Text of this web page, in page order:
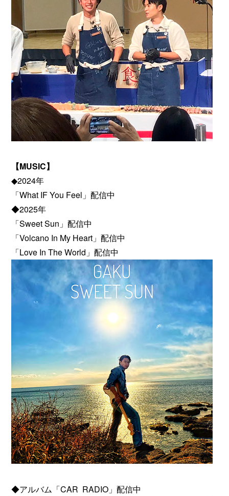
【MUSIC】
◆2024年
「What IF You Feel」配信中
◆2025年
「Sweet Sun」配信中
「Volcano In My Heart」配信中
「Love In The World」配信中
◆アルバム「CAR RADIO」配信中